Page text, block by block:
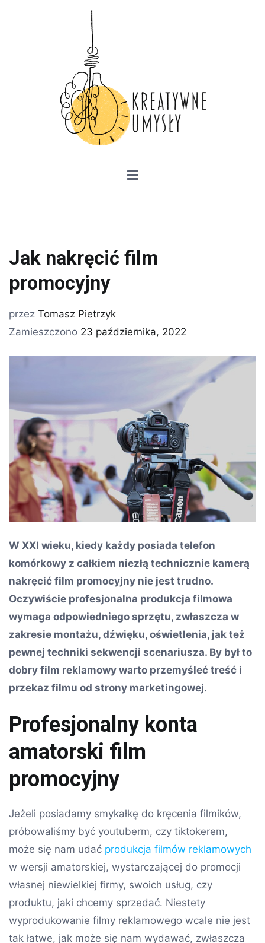
przedsiębiorczość, kariera zawodowa,
Jak nakręcić film
promocyjny
przez Tomasz Pietrzyk
Zamieszczono 23 października, 2022
W XXI wieku, kiedy każdy posiada telefon
komórkowy z całkiem niezłą technicznie kamerą
nakręcić film promocyjny nie jest trudno.
Oczywiście profesjonalna produkcja filmowa
wymaga odpowiedniego sprzętu, zwłaszcza w
zakresie montażu, dźwięku, oświetlenia, jak też
pewnej techniki sekwencji scenariusza. By był to
dobry film reklamowy warto przemyśleć treść i
przekaz filmu od strony marketingowej.
Profesjonalny konta
amatorski film
promocyjny
Jeżeli posiadamy smykałkę do kręcenia filmików,
próbowaliśmy być youtuberm, czy tiktokerem,
może się nam udać produkcja filmów reklamowych
w wersji amatorskiej, wystarczającej do promocji
własnej niewielkiej firmy, swoich usług, czy
produktu, jaki chcemy sprzedać. Niestety
wyprodukowanie filmy reklamowego wcale nie jest
tak łatwe, jak może się nam wydawać, zwłaszcza